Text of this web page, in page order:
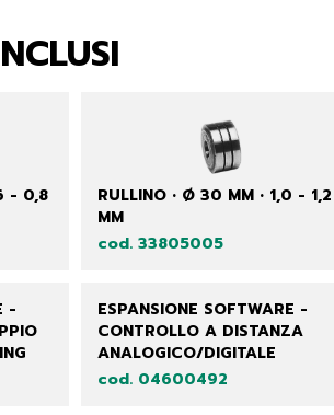
- 0,8
RULLINO • Ø 30 MM • 1,0 - 1,2
MM
cod. 33805005
-
ESPANSIONE SOFTWARE -
CONTROLLO A DISTANZA
ANALOGICO/DIGITALE
cod. 04600492